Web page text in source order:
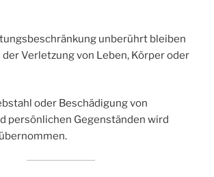
unberührt bleiben
Verletzung von Leben, Körper oder
oder Beschädigung von
persönlichen Gegenständen wird